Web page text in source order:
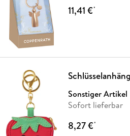
11,41 €*
Sonstiger Artikel
Sofort lieferbar
8,27 €*